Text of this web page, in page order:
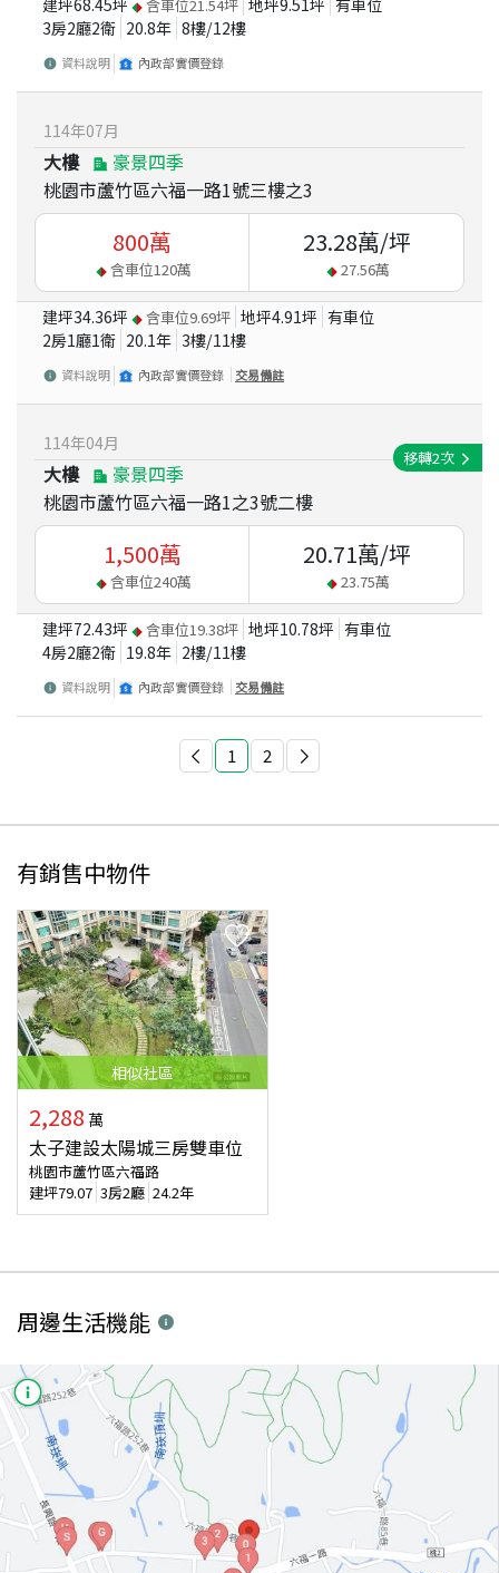
建坪68.45坪 含車位21.54坪 地坪9.51坪 有車位
3房2廳2衛 20.8年 8樓/12樓
資料說明 內政部實價登錄
114年07月
大樓
豪景四季
桃園市蘆竹區六福一路1號三樓之3
800萬
含車位120萬
23.28萬/坪
27.56萬
建坪34.36坪 含車位9.69坪 地坪4.91坪 有車位
2房1廳1衛 20.1年 3樓/11樓
資料說明 內政部實價登錄 交易備註
114年04月
大樓
豪景四季
桃園市蘆竹區六福一路1之3號二樓
移轉2次
1,500萬
含車位240萬
20.71萬/坪
23.75萬
建坪72.43坪 含車位19.38坪 地坪10.78坪 有車位
4房2廳2衛 19.8年 2樓/11樓
資料說明 內政部實價登錄 交易備註
1 2
有銷售中物件
相似社區
2,288 萬
太子建設太陽城三房雙車位
桃園市蘆竹區六福路
建坪79.07 3房2廳 24.2年
周邊生活機能